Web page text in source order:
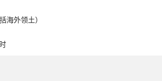
海外领土）